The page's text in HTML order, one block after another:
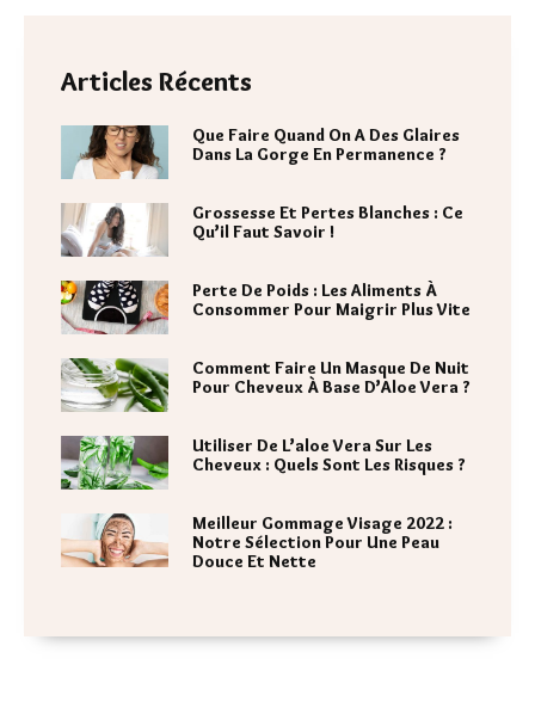
Articles Récents
Que Faire Quand On A Des Glaires
Dans La Gorge En Permanence ?
Grossesse Et Pertes Blanches : Ce
Qu’il Faut Savoir !
Perte De Poids : Les Aliments À
Consommer Pour Maigrir Plus Vite
Comment Faire Un Masque De Nuit
Pour Cheveux À Base D’Aloe Vera ?
Utiliser De L’aloe Vera Sur Les
Cheveux : Quels Sont Les Risques ?
Meilleur Gommage Visage 2022 :
Notre Sélection Pour Une Peau
Douce Et Nette